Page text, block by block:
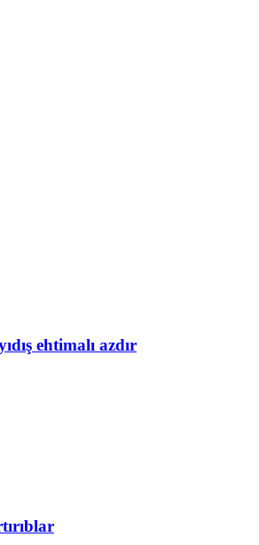
ehtimalı azdır